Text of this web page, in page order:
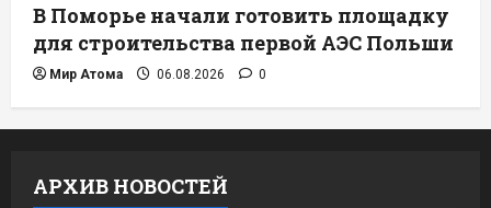
В Поморье начали готовить площадку
для строительства первой АЭС Польши
Мир Атома 06.08.2026 0
АРХИВ НОВОСТЕЙ